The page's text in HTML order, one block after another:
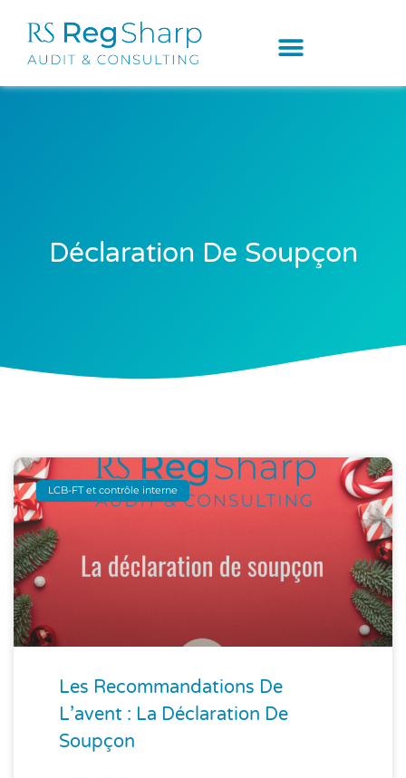
Déclaration De Soupçon
LCB-FT et contrôle interne
Les Recommandations De
L’avent : La Déclaration De
Soupçon